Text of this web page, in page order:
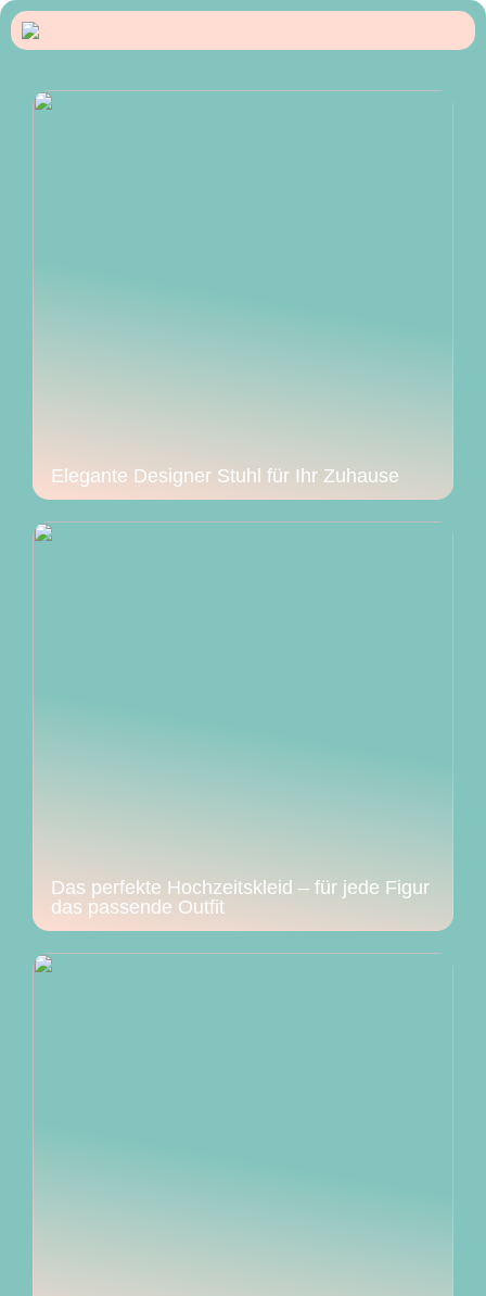
Elegante Designer Stuhl für Ihr Zuhause
Das perfekte Hochzeitskleid – für jede Figur
das passende Outfit